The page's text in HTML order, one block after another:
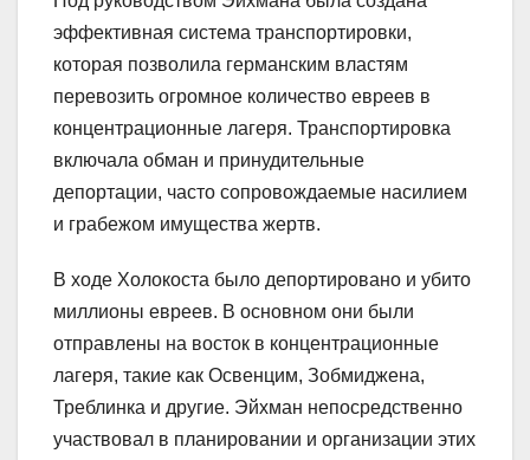
эффективная система транспортировки,
которая позволила германским властям
перевозить огромное количество евреев в
концентрационные лагеря. Транспортировка
включала обман и принудительные
депортации, часто сопровождаемые насилием
и грабежом имущества жертв.
В ходе Холокоста было депортировано и убито
миллионы евреев. В основном они были
отправлены на восток в концентрационные
лагеря, такие как Освенцим, Зобмиджена,
Треблинка и другие. Эйхман непосредственно
участвовал в планировании и организации этих